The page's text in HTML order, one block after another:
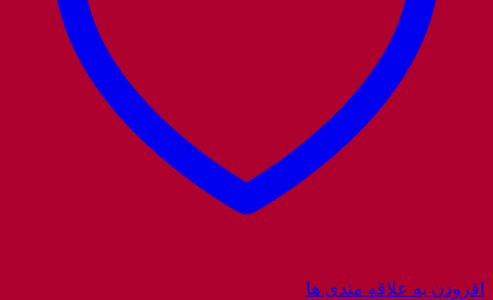
افزودن به علاقه مندی ها